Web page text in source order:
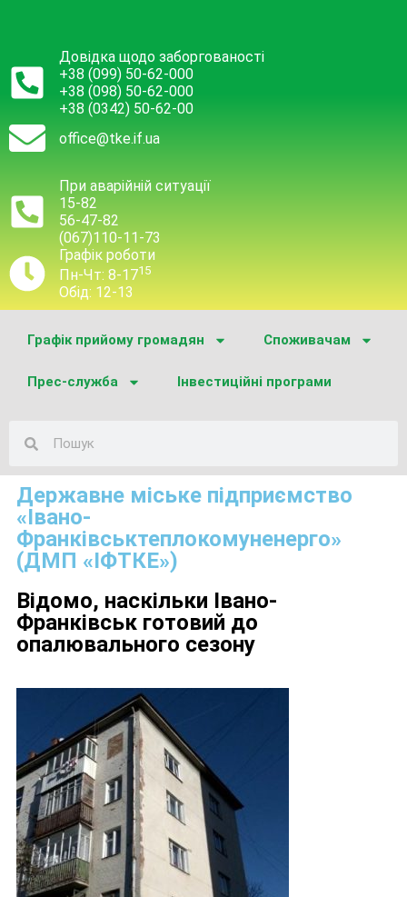
Довідка щодо заборгованості
+38 (099) 50-62-000
+38 (098) 50-62-000
+38 (0342) 50-62-00
office@tke.if.ua
При аварійній ситуації
15-82
56-47-82
(067)110-11-73
Графік роботи
Пн-Чт: 8-1715
Обід: 12-13
Графік прийому громадян Споживачам
Прес-служба Інвестиційні програми
Державне міське підприємство
«Івано-
Франківськтеплокомуненерго»
(ДМП «ІФТКЕ»)
Відомо, наскільки Івано-
Франківськ готовий до
опалювального сезону